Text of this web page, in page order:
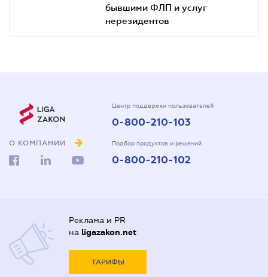
бывшими ФЛП и услуг
нерезидентов
О КОМПАНИИ
Центр поддержки пользователей
0-800-210-103
Подбор продуктов и решений
0-800-210-102
Реклама и PR
на ligazakon.net
ТАРИФЫ